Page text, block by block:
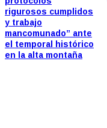
rigurosos cumplidos
y trabajo
mancomunado” ante
el temporal histórico
en la alta montaña